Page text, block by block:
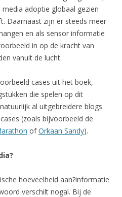
adoptie globaal gezien
Daarnaast zijn er steeds meer
en als sensor informatie
in op de kracht van
vanuit de lucht.
cases uit het boek,
die spelen op dit
al uitgebreidere blogs
(zoals bijvoorbeeld de
ofOrkaan Sandy).
hoeveelheid aan?informatie
verschilt nogal. Bij de